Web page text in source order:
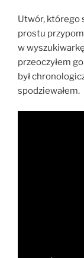
Utwór, którego
prostu
w wyszukiwarkę
przeoczyłem
był
spodziewałem.